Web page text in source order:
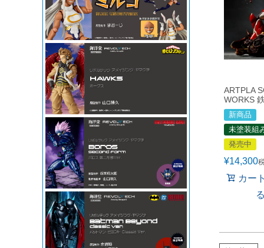
ARTPLA
WORKS
新商品
未塗装組
発売中
¥14,300
カー